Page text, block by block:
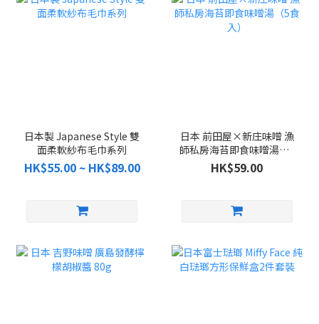
日本製 Japanese Style 雙
面柔軟紗布毛巾系列
HK$55.00 ~ HK$89.00
日本 前田屋×新庄味噌 漁
師私房海苔即食味噌湯（5
食入）
HK$59.00